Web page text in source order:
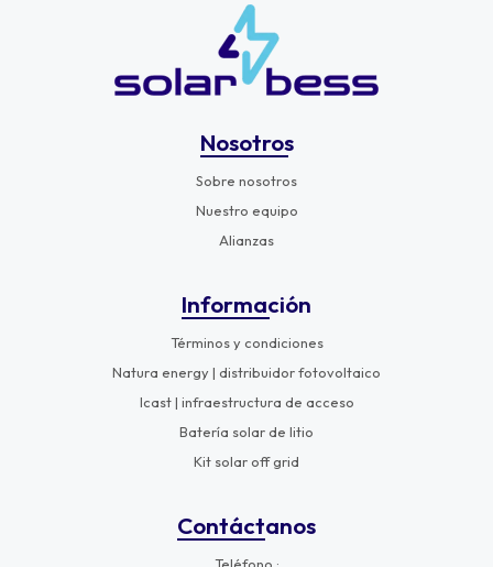
Nosotros
Sobre nosotros
Nuestro equipo
Alianzas
Información
Términos y condiciones
Natura energy | distribuidor fotovoltaico
Icast | infraestructura de acceso
Batería solar de litio
Kit solar off grid
Contáctanos